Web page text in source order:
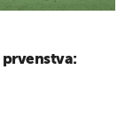
prvenstva: